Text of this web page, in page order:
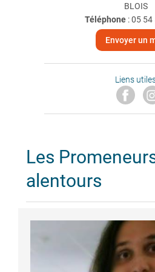
BLOIS
Téléphone:05 54
Envoyer un
Liens
Les
alentours